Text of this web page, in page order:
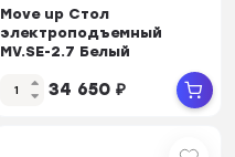
Move up Стол
электроподъемный
MV.SE-2.7 Белый
Черный 1180*72...
34 650 ₽